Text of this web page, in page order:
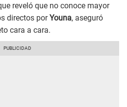
reveló que no conoce mayor
directos porYouna, aseguró
cara a cara.